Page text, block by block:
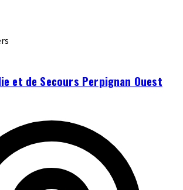
et de Secours Perpignan Ouest